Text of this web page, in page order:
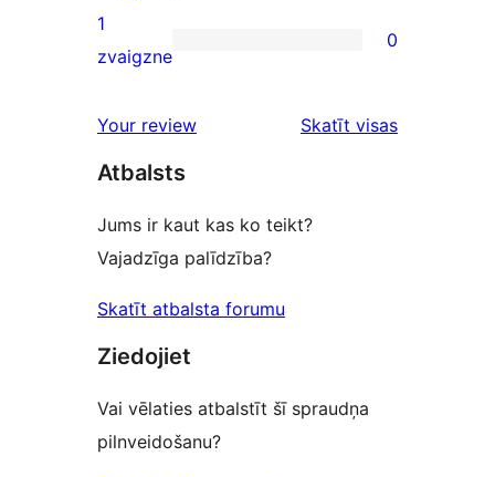
reviews
2-
star
0
star
1
zvaigzne
0
Your review Skatīt visasatsauksmes
Atbalsts
Jums ir kaut kas ko teikt?
Vajadzīga palīdzība?
Skatīt atbalsta forumu
Ziedojiet
Vai vēlaties atbalstīt šī spraudņa
pilnveidošanu?